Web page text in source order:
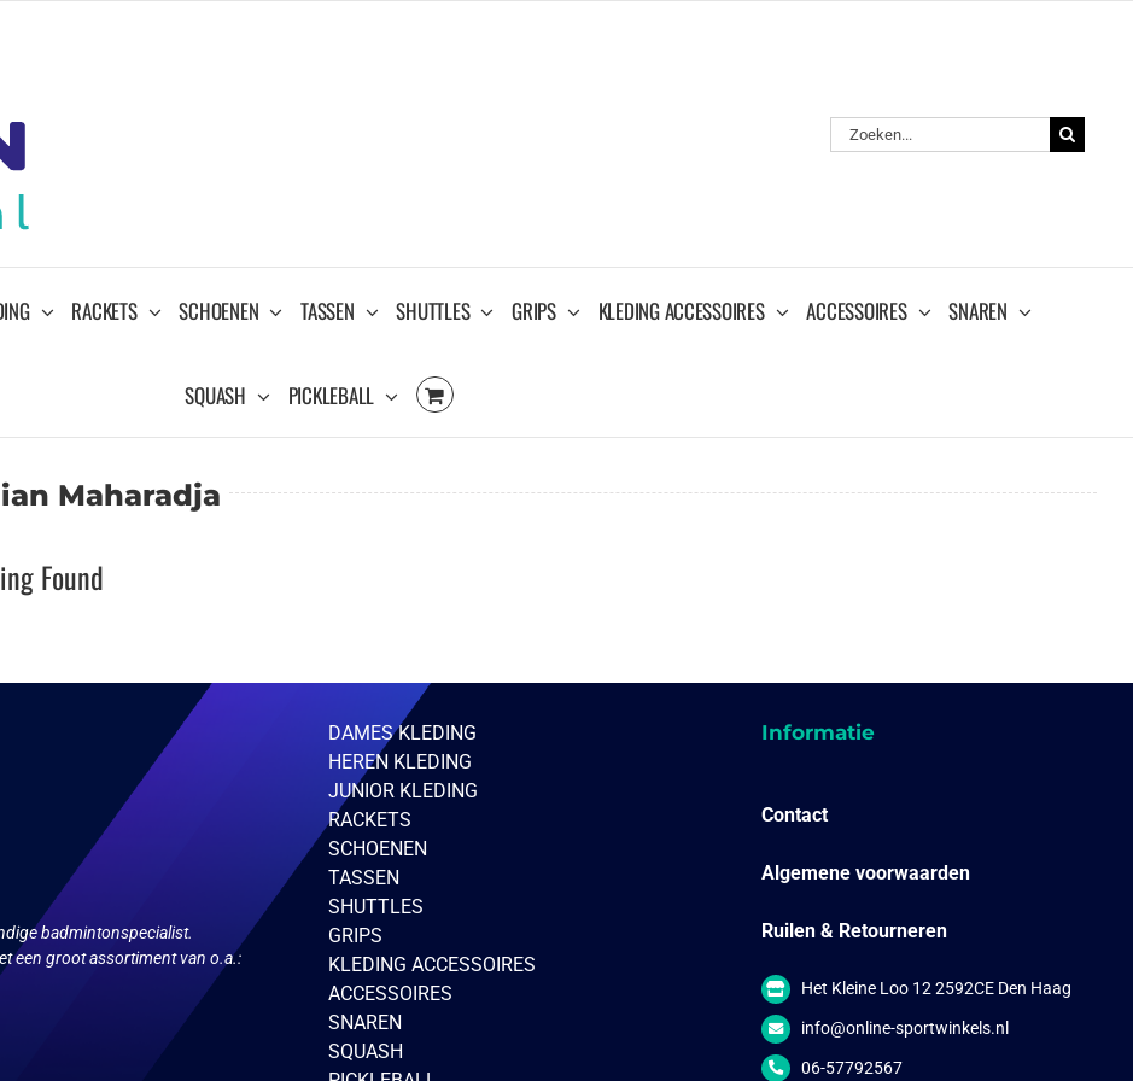
Zoeken
naar:
RACKETS SCHOENEN TASSEN SHUTTLES GRIPS KLEDING ACCESSOIRES ACCESSOIRES SNAREN
SQUASH PICKLEBALL
Maharadja
Found
badmintonspecialist.
een groot assortiment van o.a.:
DAMES KLEDING
HEREN KLEDING
JUNIOR KLEDING
RACKETS
SCHOENEN
TASSEN
SHUTTLES
GRIPS
KLEDING ACCESSOIRES
ACCESSOIRES
SNAREN
SQUASH
Informatie
Contact
Algemene voorwaarden
Ruilen & Retourneren
Het Kleine Loo 12 2592CE Den Haag
info@online-sportwinkels.nl
06-57792567